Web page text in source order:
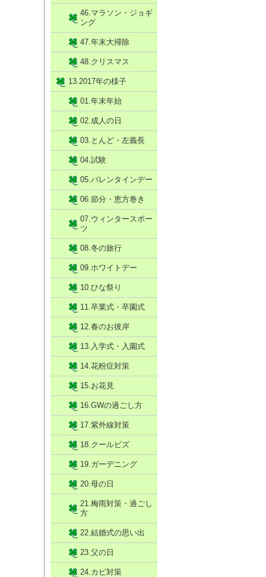
46.マラソン・ジョギ
ング
47.年末大掃除
48.クリスマス
13.2017年の様子
01.年末年始
02.成人の日
03.とんど・左義長
04.試験
05.バレンタインデー
06.節分・恵方巻き
07.ウィンタースポー
ツ
08.冬の旅行
09.ホワイトデー
10.ひな祭り
11.卒業式・卒園式
12.春のお彼岸
13.入学式・入園式
14.花粉症対策
15.お花見
16.GWの過ごし方
17.紫外線対策
18.クールビズ
19.ガーデニング
20.母の日
21.梅雨対策・過ごし
方
22.結婚式の思い出
23.父の日
24.カビ対策